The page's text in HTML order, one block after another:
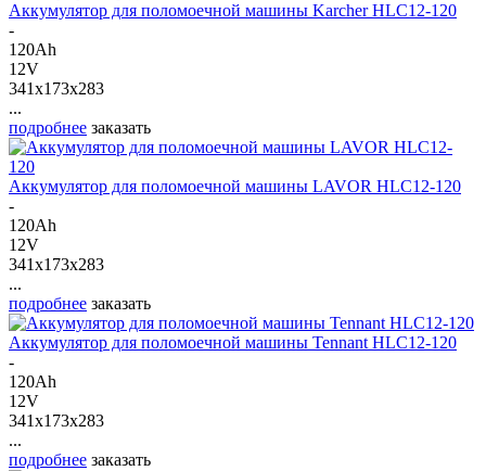
Аккумулятор для поломоечной машины Karcher HLC12-120
-
120Ah
12V
341x173x283
...
подробнее заказать
Аккумулятор для поломоечной машины LAVOR HLC12-120
-
120Ah
12V
341x173x283
...
подробнее заказать
Аккумулятор для поломоечной машины Tennant HLC12-120
-
120Ah
12V
341x173x283
...
подробнее заказать